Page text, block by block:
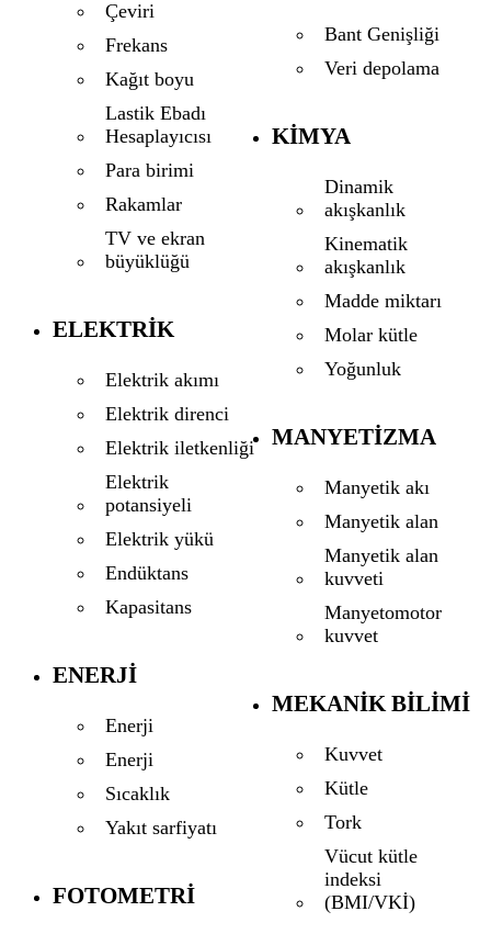
Çeviri
Frekans
Kağıt boyu
Lastik Ebadı
Hesaplayıcısı
Para birimi
Rakamlar
TV ve ekran
büyüklüğü
ELEKTRIK
Elektrik akımı
Elektrik direnci
Elektrik iletkenliği
Elektrik
potansiyeli
Elektrik yükü
Endüktans
Kapasitans
ENERJI
Enerji
Enerji
Sıcaklık
Yakıt sarfiyatı
FOTOMETRI
Bant Genişliği
Veri depolama
KIMYA
Dinamik
akışkanlık
Kinematik
akışkanlık
Madde miktarı
Molar kütle
Yoğunluk
MANYETIZMA
Manyetik akı
Manyetik alan
Manyetik alan
kuvveti
Manyetomotor
kuvvet
MEKANIK BILIMI
Kuvvet
Kütle
Tork
Vücut kütle
indeksi
(BMI/VKİ)